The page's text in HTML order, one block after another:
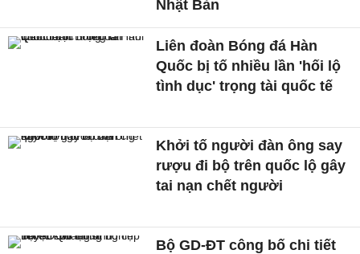
Nhật Bản
Liên đoàn Bóng đá Hàn
Quốc bị tố nhiều lần 'hối lộ
tình dục' trọng tài quốc tế
Khởi tố người đàn ông say
rượu đi bộ trên quốc lộ gây
tai nạn chết người
Bộ GD-ĐT công bố chi tiết